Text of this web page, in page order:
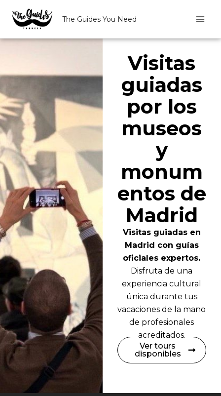
contenido
The Guides You Need
Visitas
guiadas
por los
museos
y
monum
entos de
Madrid
Visitas guiadas en
Madrid con guías
oficiales expertos.
Disfruta de una
experiencia cultural
única durante tus
vacaciones de la mano
de profesionales
acreditados.
Ver tours
disponibles